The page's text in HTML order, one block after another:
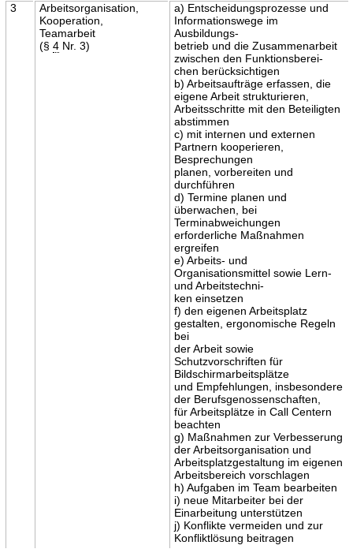
3
Arbeitsorganisation,
Kooperation,
Teamarbeit
(§ 4Nr. 3)
a) Entscheidungsprozesse und
Informationswege im
Ausbildungs-
betrieb und die Zusammenarbeit
zwischen den Funktionsberei-
chen berücksichtigen
b) Arbeitsaufträge erfassen, die
eigene Arbeit strukturieren,
Arbeitsschritte mit den Beteiligten
abstimmen
c) mit internen und externen
Partnern kooperieren,
Besprechungen
planen, vorbereiten und
durchführen
d) Termine planen und
überwachen, bei
Terminabweichungen
erforderliche Maßnahmen
ergreifen
e) Arbeits- und
Organisationsmittel sowie Lern-
und Arbeitstechni-
ken einsetzen
f) den eigenen Arbeitsplatz
gestalten, ergonomische Regeln
bei
der Arbeit sowie
Schutzvorschriften für
Bildschirmarbeitsplätze
und Empfehlungen, insbesondere
der Berufsgenossenschaften,
für Arbeitsplätze in Call Centern
beachten
g) Maßnahmen zur Verbesserung
der Arbeitsorganisation und
Arbeitsplatzgestaltung im eigenen
Arbeitsbereich vorschlagen
h) Aufgaben im Team bearbeiten
i) neue Mitarbeiter bei der
Einarbeitung unterstützen
j) Konflikte vermeiden und zur
Konfliktlösung beitragen